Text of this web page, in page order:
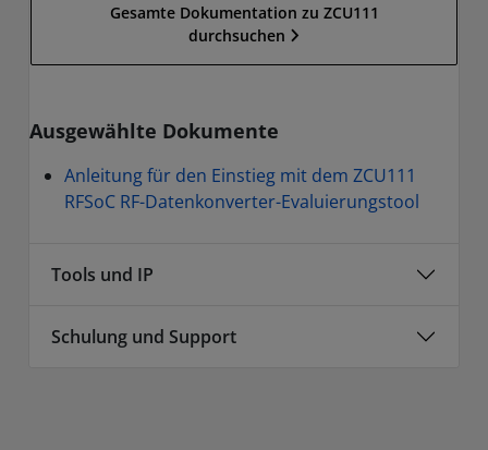
Gesamte Dokumentation zu ZCU111
durchsuchen
Ausgewählte Dokumente
Anleitung für den Einstieg mit dem ZCU111
RFSoC RF-Datenkonverter-Evaluierungstool
Tools und IP
Schulung und Support